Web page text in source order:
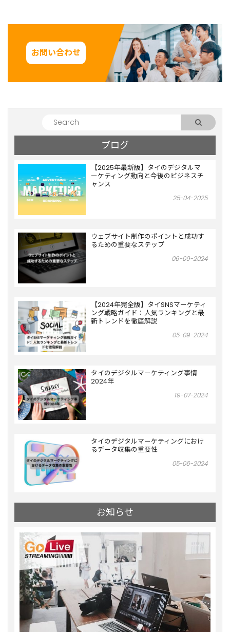
お問い合わせ
ブログ
【2025年最新版】タイのデジタルマ
ーケティング動向と今後のビジネスチ
ャンス
25-04-2025
ウェブサイト制作のポイントと成功す
るための重要なステップ
06-09-2024
【2024年完全版】タイSNSマーケティ
ング戦略ガイド：人気ランキングと最
新トレンドを徹底解説
05-09-2024
タイのデジタルマーケティング事情
2024年
19-07-2024
タイのデジタルマーケティングにおけ
るデータ収集の重要性
05-06-2024
お知らせ